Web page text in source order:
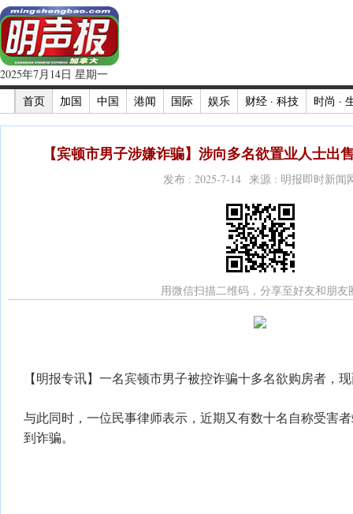
2025年7月14日 星期一
首页
加国 中国 港闻 国际 娱乐 财经 · 科技 时尚 ·
【宾顿市男子涉嫌诈骗】涉向多名欲置业人士出
发布 : 2025-7-14 来源 : 明报即时新闻
用微信扫描二维码，分享至好友和朋友
【明报专讯】一名宾顿市男子被控诈骗十多名欲购房者，
与此同时，一位民事律师表示，近期又有数十名自称受害
到诈骗。